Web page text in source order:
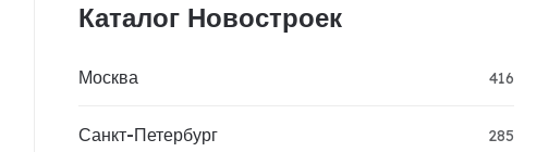
Каталог Новостроек
Москва 416
Санкт-Петербург 285